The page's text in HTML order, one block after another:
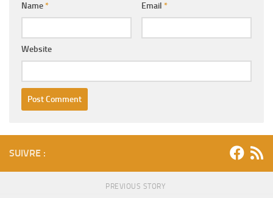
Name* Email *
Website
SUIVRE :
PREVIOUS STORY